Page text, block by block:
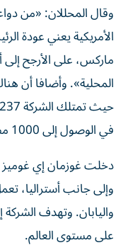
وقال المحللان: «من
الأمريكية يعني عودة
ماركس، على الأرجح إلى
المحلية». وأضافا أن
في الوصول إلى 1000 مطعم.
وإلى جانب أستراليا،
على مستوى العالم.